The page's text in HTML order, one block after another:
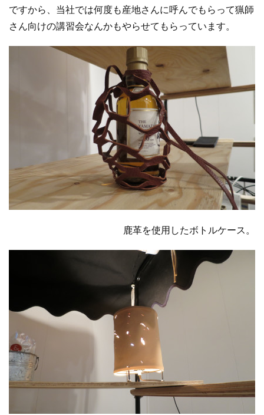
ですから、当社では何度も産地さんに呼んでもらって猟師
さん向けの講習会なんかもやらせてもらっています。
鹿革を使用したボトルケース。